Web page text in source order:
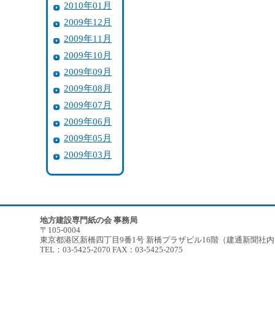
2010年01月
2009年12月
2009年11月
2009年10月
2009年09月
2009年08月
2009年07月
2009年06月
2009年05月
2009年03月
地方建設専門紙の会 事務局
〒105-0004
東京都港区新橋四丁目9番1号 新橋プラザビル16階（建通新聞社
TEL：03-5425-2070 FAX：03-5425-2075